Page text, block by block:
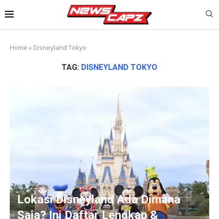
Home » Disneyland Tokyo
TAG: DISNEYLAND TOKYO
Lokasi Disneyland Ada Dimana
Saja? Ini Daftar Lengkap &